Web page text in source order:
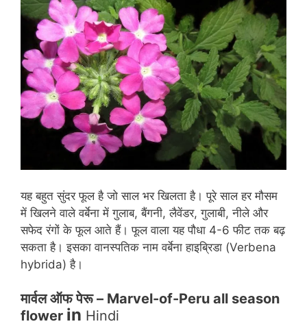
यह बहुत सुंदर फूल है जो साल भर खिलता है। पूरे साल हर मौसम
में खिलने वाले वर्बेना में गुलाब, बैंगनी, लैवेंडर, गुलाबी, नीले और
सफेद रंगों के फूल आते हैं। फूल वाला यह पौधा 4-6 फीट तक बढ़
सकता है। इसका वानस्पतिक नाम वर्बेना हाइब्रिडा (Verbena
hybrida) है।
मार्वल ऑफ पेरू – Marvel-of-Peru all season
flower in Hindi